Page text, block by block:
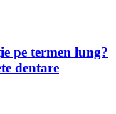
pe termen lung?
dentare